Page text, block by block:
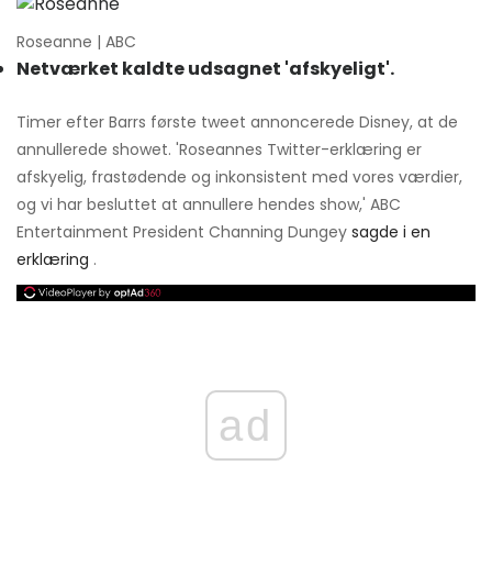
Roseanne | ABC
Netværket kaldte udsagnet 'afskyeligt'.
Timer efter Barrs første tweet annoncerede Disney, at de
annullerede showet. 'Roseannes Twitter-erklæring er
afskyelig, frastødende og inkonsistent med vores værdier,
og vi har besluttet at annullere hendes show,' ABC
Entertainment President Channing Dungey sagde i en
erklæring .
ad